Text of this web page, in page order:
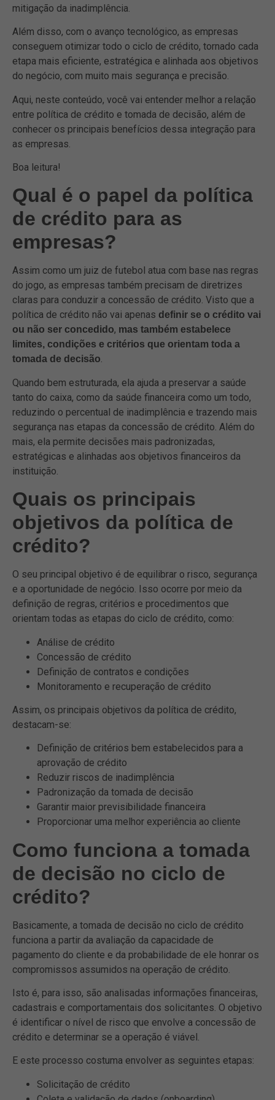
mitigação da inadimplência.
Além disso, com o avanço tecnológico, as empresas
conseguem otimizar todo o ciclo de crédito, tornado cada
etapa mais eficiente, estratégica e alinhada aos objetivos
do negócio, com muito mais segurança e precisão.
Aqui, neste conteúdo, você vai entender melhor a relação
entre política de crédito e tomada de decisão, além de
conhecer os principais benefícios dessa integração para
as empresas.
Boa leitura!
Qual é o papel da política
de crédito para as
empresas?
Assim como um juiz de futebol atua com base nas regras
do jogo, as empresas também precisam de diretrizes
claras para conduzir a concessão de crédito. Visto que a
política de crédito não vai apenas definir se o crédito vai
ou não ser concedido, mas também estabelece
limites, condições e critérios que orientam toda a
tomada de decisão.
Quando bem estruturada, ela ajuda a preservar a saúde
tanto do caixa, como da saúde financeira como um todo,
reduzindo o percentual de inadimplência e trazendo mais
segurança nas etapas da concessão de crédito. Além do
mais, ela permite decisões mais padronizadas,
estratégicas e alinhadas aos objetivos financeiros da
instituição.
Quais os principais
objetivos da política de
crédito?
O seu principal objetivo é de equilibrar o risco, segurança
e a oportunidade de negócio. Isso ocorre por meio da
definição de regras, critérios e procedimentos que
orientam todas as etapas do ciclo de crédito, como:
Análise de crédito
Concessão de crédito
Definição de contratos e condições
Monitoramento e recuperação de crédito
Assim, os principais objetivos da política de crédito,
destacam-se:
Definição de critérios bem estabelecidos para a
aprovação de crédito
Reduzir riscos de inadimplência
Padronização da tomada de decisão
Garantir maior previsibilidade financeira
Proporcionar uma melhor experiência ao cliente
Como funciona a tomada
de decisão no ciclo de
crédito?
Basicamente, a tomada de decisão no ciclo de crédito
funciona a partir da avaliação da capacidade de
pagamento do cliente e da probabilidade de ele honrar os
compromissos assumidos na operação de crédito.
Isto é, para isso, são analisadas informações financeiras,
cadastrais e comportamentais dos solicitantes. O objetivo
é identificar o nível de risco que envolve a concessão de
crédito e determinar se a operação é viável.
E este processo costuma envolver as seguintes etapas:
Solicitação de crédito